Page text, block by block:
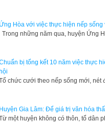
Ứng Hòa với việc thực hiện nếp
Trong những năm qua, huyện Ứng
bị tổng kết 10 năm việc thực
chức cưới theo nếp sống mới,
Huyện Gia Lâm: Để giá trị văn hóa
một huyện không có thôn, tổ dân